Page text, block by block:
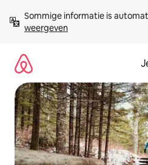
direct
naar
Sommige informatie is
weergeven